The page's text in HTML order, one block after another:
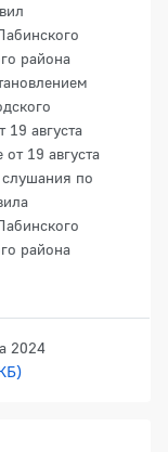
района
19 августа
19 августа
по
района
2024